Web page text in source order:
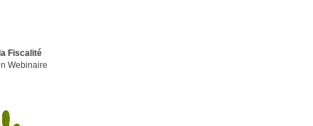
Fiscalité
Webinaire